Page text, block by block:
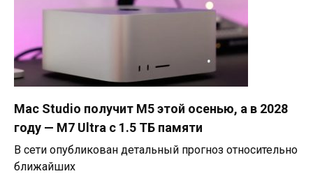
Mac Studio получит M5 этой осенью, а в 2028
году — M7 Ultra с 1.5 ТБ памяти
В сети опубликован детальный прогноз относительно
ближайших